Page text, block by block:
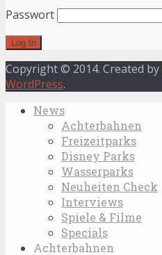
Passwort
Copyright © 2014. Created by
WordPress.
News
Achterbahnen
Freizeitparks
Disney Parks
Wasserparks
Neuheiten Check
Interviews
Spiele & Filme
Specials
Achterbahnen